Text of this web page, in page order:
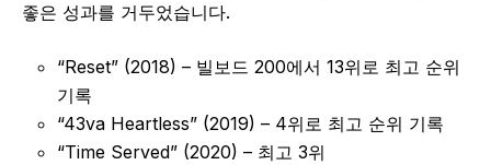
좋은 성과를 거두었습니다.
“Reset” (2018) – 빌보드 200에서 13위로 최고 순위
기록
“43va Heartless” (2019) – 4위로 최고 순위 기록
“Time Served” (2020) – 최고 3위